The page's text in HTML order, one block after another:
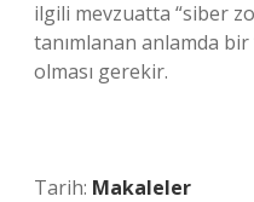
ilgili mevzuatta “siber
tanımlanan anlamda
olması gerekir.
Tarih: Makaleler